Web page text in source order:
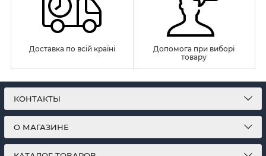
Доставка по всій країні
Допомога при виборі
товару
КОНТАКТЫ
О МАГАЗИНЕ